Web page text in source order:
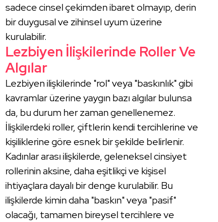
sadece cinsel çekimden ibaret olmayıp, derin
bir duygusal ve zihinsel uyum üzerine
kurulabilir.
Lezbiyen İlişkilerinde Roller Ve
Algılar
Lezbiyen ilişkilerinde "rol" veya "baskınlık" gibi
kavramlar üzerine yaygın bazı algılar bulunsa
da, bu durum her zaman genellenemez.
İlişkilerdeki roller, çiftlerin kendi tercihlerine ve
kişiliklerine göre esnek bir şekilde belirlenir.
Kadınlar arası ilişkilerde, geleneksel cinsiyet
rollerinin aksine, daha eşitlikçi ve kişisel
ihtiyaçlara dayalı bir denge kurulabilir. Bu
ilişkilerde kimin daha "baskın" veya "pasif"
olacağı, tamamen bireysel tercihlere ve